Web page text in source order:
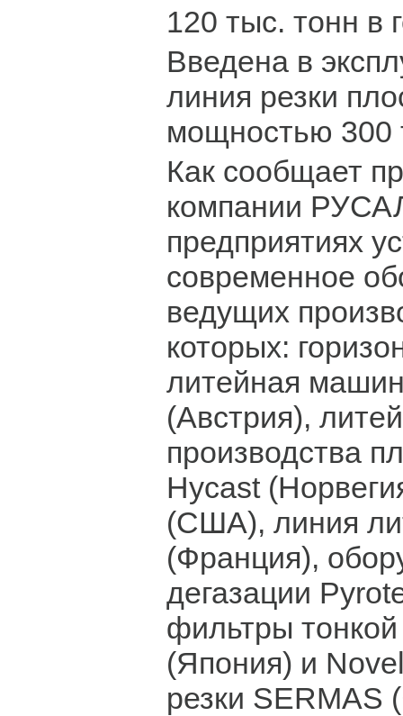
120 тыс. тонн в
Введена в
линия резки
мощностью 300
Как сообщает
компании
предприятиях
современное
ведущих
которых:
литейная
(Австрия),
производства
Hycast
(США), линия
(Франция),
дегазации
фильтры
(Япония) и
резки SERMAS